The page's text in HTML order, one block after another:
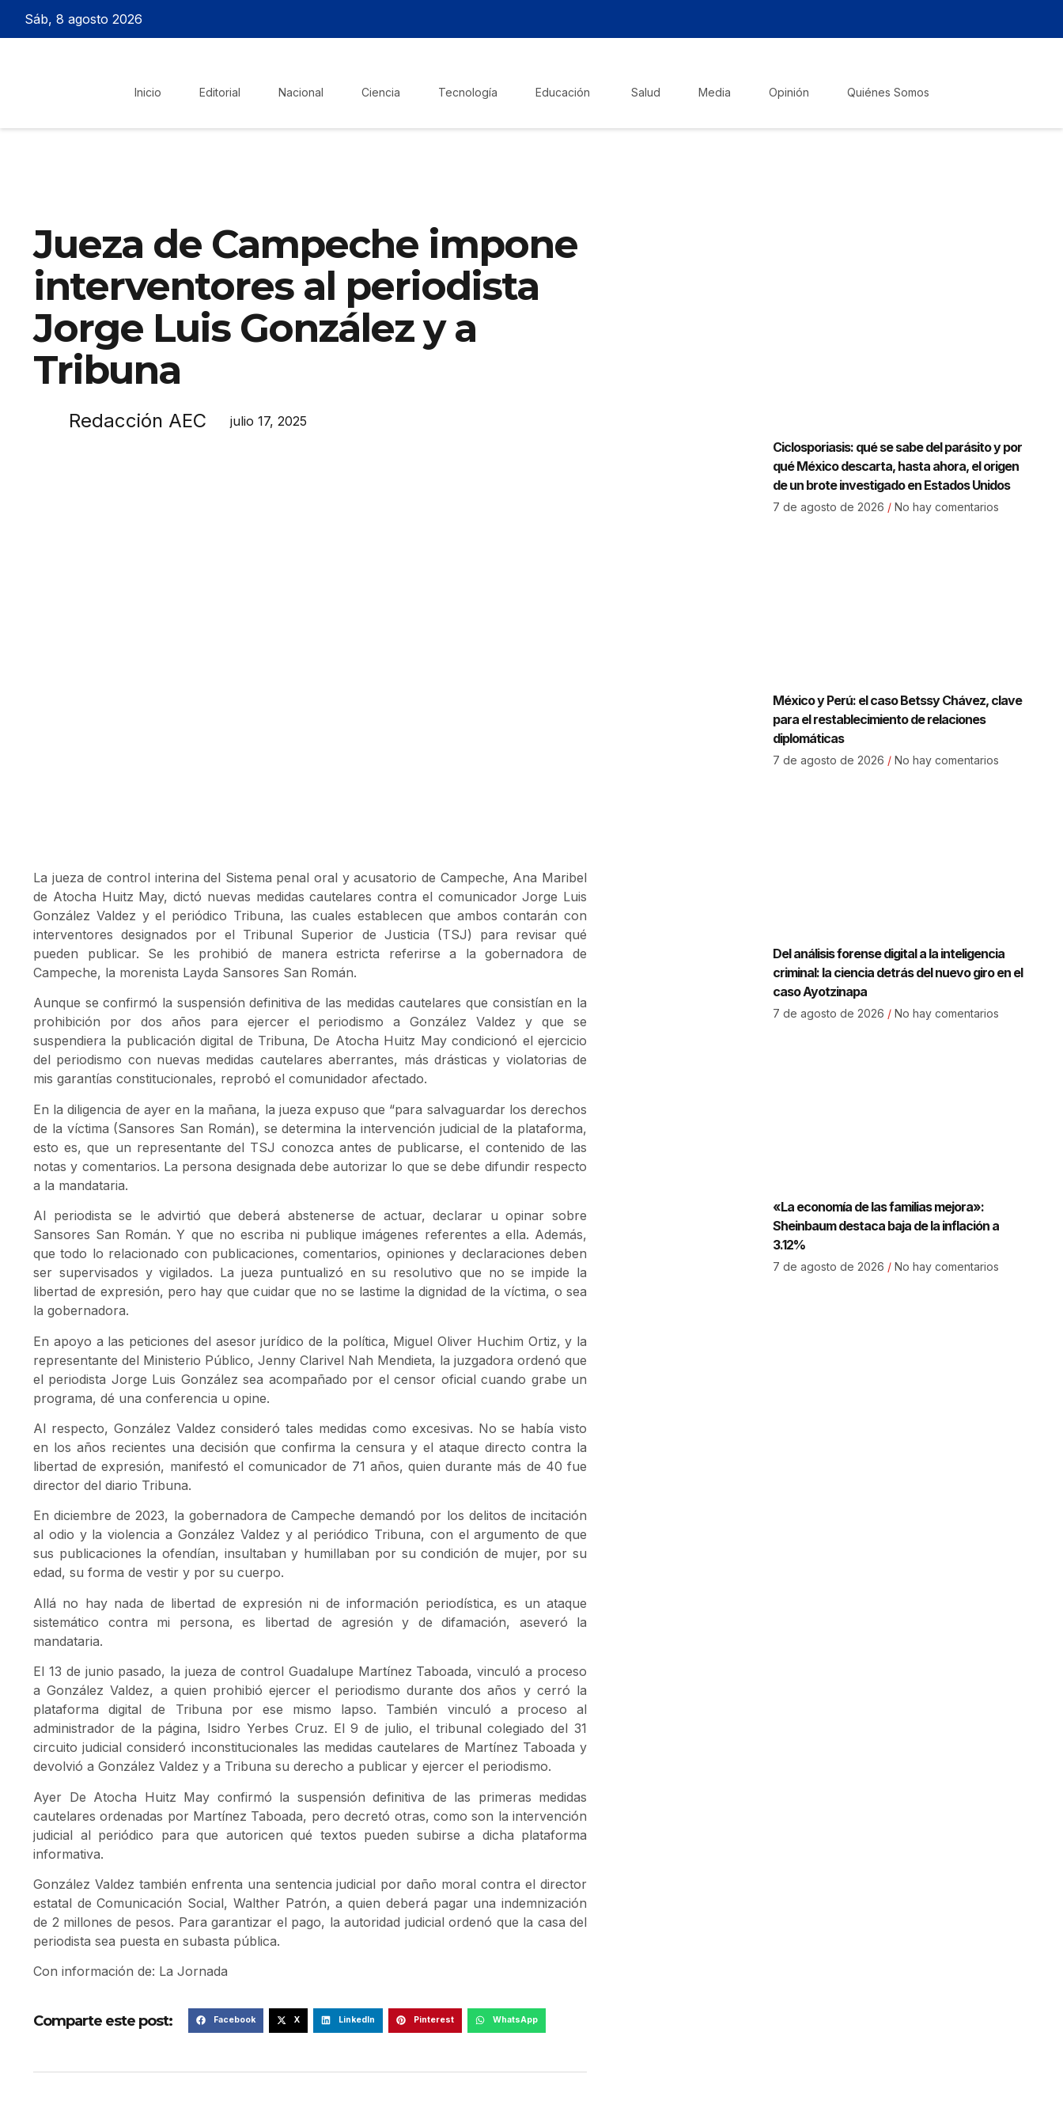
Sáb, 8 agosto 2026
Inicio Editorial Nacional Ciencia Tecnología Educación Salud Media Opinión Quiénes Somos
Jueza de Campeche impone
interventores al periodista
Jorge Luis González y a
Tribuna
Redacción AEC julio 17, 2025
La jueza de control interina del Sistema penal oral y acusatorio de Campeche, Ana Maribel
de Atocha Huitz May, dictó nuevas medidas cautelares contra el comunicador Jorge Luis
González Valdez y el periódico Tribuna, las cuales establecen que ambos contarán con
interventores designados por el Tribunal Superior de Justicia (TSJ) para revisar qué
pueden publicar. Se les prohibió de manera estricta referirse a la gobernadora de
Campeche, la morenista Layda Sansores San Román.
Aunque se confirmó la suspensión definitiva de las medidas cautelares que consistían en la
prohibición por dos años para ejercer el periodismo a González Valdez y que se
suspendiera la publicación digital de Tribuna, De Atocha Huitz May condicionó el ejercicio
del periodismo con nuevas medidas cautelares aberrantes, más drásticas y violatorias de
mis garantías constitucionales, reprobó el comunidador afectado.
En la diligencia de ayer en la mañana, la jueza expuso que “para salvaguardar los derechos
de la víctima (Sansores San Román), se determina la intervención judicial de la plataforma,
esto es, que un representante del TSJ conozca antes de publicarse, el contenido de las
notas y comentarios. La persona designada debe autorizar lo que se debe difundir respecto
a la mandataria.
Al periodista se le advirtió que deberá abstenerse de actuar, declarar u opinar sobre
Sansores San Román. Y que no escriba ni publique imágenes referentes a ella. Además,
que todo lo relacionado con publicaciones, comentarios, opiniones y declaraciones deben
ser supervisados y vigilados. La jueza puntualizó en su resolutivo que no se impide la
libertad de expresión, pero hay que cuidar que no se lastime la dignidad de la víctima, o sea
la gobernadora.
En apoyo a las peticiones del asesor jurídico de la política, Miguel Oliver Huchim Ortiz, y la
representante del Ministerio Público, Jenny Clarivel Nah Mendieta, la juzgadora ordenó que
el periodista Jorge Luis González sea acompañado por el censor oficial cuando grabe un
programa, dé una conferencia u opine.
Al respecto, González Valdez consideró tales medidas como excesivas. No se había visto
en los años recientes una decisión que confirma la censura y el ataque directo contra la
libertad de expresión, manifestó el comunicador de 71 años, quien durante más de 40 fue
director del diario Tribuna.
En diciembre de 2023, la gobernadora de Campeche demandó por los delitos de incitación
al odio y la violencia a González Valdez y al periódico Tribuna, con el argumento de que
sus publicaciones la ofendían, insultaban y humillaban por su condición de mujer, por su
edad, su forma de vestir y por su cuerpo.
Allá no hay nada de libertad de expresión ni de información periodística, es un ataque
sistemático contra mi persona, es libertad de agresión y de difamación, aseveró la
mandataria.
El 13 de junio pasado, la jueza de control Guadalupe Martínez Taboada, vinculó a proceso
a González Valdez, a quien prohibió ejercer el periodismo durante dos años y cerró la
plataforma digital de Tribuna por ese mismo lapso. También vinculó a proceso al
administrador de la página, Isidro Yerbes Cruz. El 9 de julio, el tribunal colegiado del 31
circuito judicial consideró inconstitucionales las medidas cautelares de Martínez Taboada y
devolvió a González Valdez y a Tribuna su derecho a publicar y ejercer el periodismo.
Ayer De Atocha Huitz May confirmó la suspensión definitiva de las primeras medidas
cautelares ordenadas por Martínez Taboada, pero decretó otras, como son la intervención
judicial al periódico para que autoricen qué textos pueden subirse a dicha plataforma
informativa.
González Valdez también enfrenta una sentencia judicial por daño moral contra el director
estatal de Comunicación Social, Walther Patrón, a quien deberá pagar una indemnización
de 2 millones de pesos. Para garantizar el pago, la autoridad judicial ordenó que la casa del
periodista sea puesta en subasta pública.
Con información de: La Jornada
Comparte este post: Facebook X LinkedIn Pinterest WhatsApp
Ciclosporiasis: qué se sabe del parásito y por
qué México descarta, hasta ahora, el origen
de un brote investigado en Estados Unidos
7 de agosto de 2026 No hay comentarios
México y Perú: el caso Betssy Chávez, clave
para el restablecimiento de relaciones
diplomáticas
7 de agosto de 2026 No hay comentarios
Del análisis forense digital a la inteligencia
criminal: la ciencia detrás del nuevo giro en el
caso Ayotzinapa
7 de agosto de 2026 No hay comentarios
«La economía de las familias mejora»:
Sheinbaum destaca baja de la inflación a
3.12%
7 de agosto de 2026 No hay comentarios